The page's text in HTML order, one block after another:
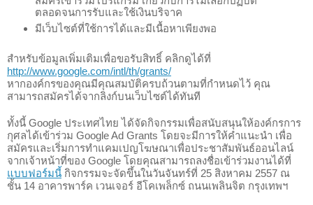
ตลอดจนการรับและใช้เงินบริจาค
มีเว็บไซต์ที่ใช้การได้และมีเนื้อหาเพียงพอ
http://www.google.com/intl/th/grants/
หากองค์กรของคุณมีคุณสมบัติครบถ้วนตามที่กำหนดไว้ คุณ
สามารถสมัครได้จากลิงก์บนเว็บไซต์ได้ทันที
ทั้งนี้ Google ประเทศไทย ได้จัดกิจกรรมเพื่อสนับสนุนให้องค์กรการ
กุศลได้เข้าร่วม Google Ad Grants โดยจะมีการให้คำแนะนำ เพื่อ
สมัครและเริ่มการทำแคมเปญโฆษณาเพื่อประชาสัมพันธ์ออนไลน์
จากเจ้าหน้าที่ของ Google โดยคุณสามารถลงชื่อเข้าร่วมงานได้ที่
แบบฟอร์มนี้ กิจกรรมจะจัดขึ้นในวันจันทร์ที่ 25 สิงหาคม 2557 ณ
ชั้น 14 อาคารพาร์ค เวนเจอร์ อีโคเพล็กซ์​ ถนนเพลินจิต กรุงเทพฯ